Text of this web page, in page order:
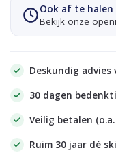
Ook af te halen
Bekijk onze
Deskundig
30 dagen
Veilig betalen (o.a.
Ruim 30 jaar dé